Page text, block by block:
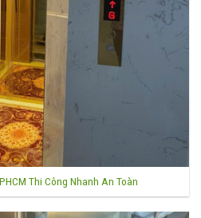
Thi Công Nhanh An Toàn